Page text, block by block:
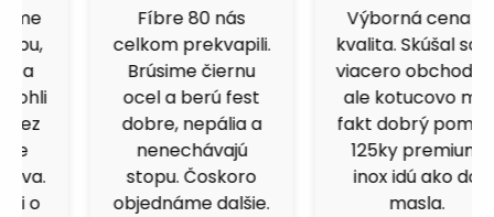
Fíbre 80 nás
celkom prekvapili.
Brúsime čiernu
ocel a berú fest
dobre, nepália a
nenechávajú
stopu. Čoskoro
objednáme dalšie.
Výborná cena a
kvalita. Skúšal som
viacero obchodov,
ale kotucovo má
fakt dobrý pomer.
125ky premium
inox idú ako do